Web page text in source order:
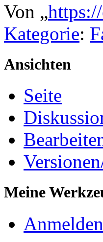
Von „
Kategorie:
Ansichten
Seite
Meine